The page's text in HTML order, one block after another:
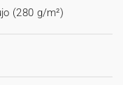
(280 g/m²)